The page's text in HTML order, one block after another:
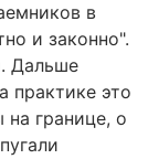
в
и законно".
Дальше
практике это
границе, о